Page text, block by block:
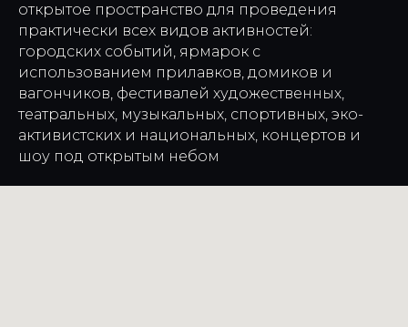
открытое пространство для проведения
практически всех видов активностей:
городских событий, ярмарок с
использованием прилавков, домиков и
вагончиков, фестивалей художественных,
театральных, музыкальных, спортивных, эко-
активистских и национальных, концертов и
шоу под открытым небом